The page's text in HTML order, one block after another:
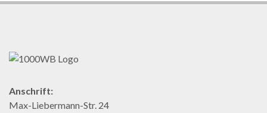
Anschrift:
Max-Liebermann-Str. 24